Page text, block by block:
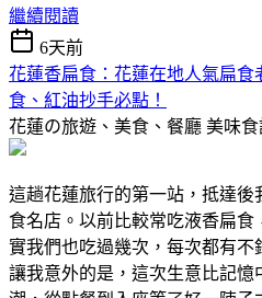
繼續閱讀
6天前
花蓮香扁食：花蓮在地人氣扁食
食、紅油抄手必點！
花蓮の旅遊、美食、餐廳 美味食
這趟花蓮旅行的第一站，抵達
食名店。以前比較常吃液香扁食
實我們也吃過幾次，每次都有不
讓我意外的是，這次生意比記憶